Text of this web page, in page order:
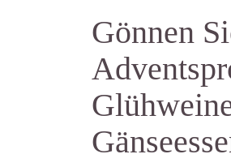
Gönnen